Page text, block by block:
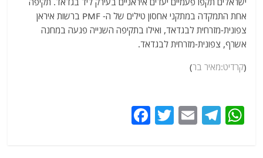
אחת התמקדה במתקני אחסון טילים של ה- PMF ברשות איראן
צפונית-מזרחית לבגדאד, ואילו בתקיפה השנייה פגעה במחנה
אשרף, צפונית-מזרחית לבגדאד.
(קרדיט:מאיר בר)
W
T
E
T